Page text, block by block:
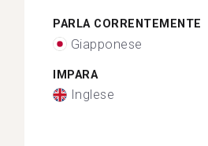
PARLA CORRENTEMENTE
Giapponese
IMPARA
Inglese